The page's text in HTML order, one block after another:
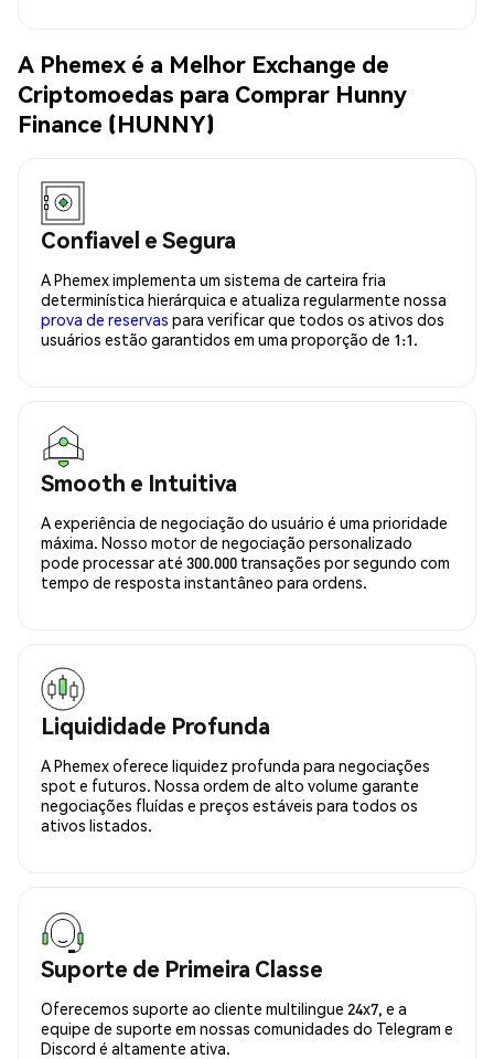
A Phemex é a Melhor Exchange de
Criptomoedas para Comprar Hunny
Finance (HUNNY)
Confiavel e Segura
A Phemex implementa um sistema de carteira fria
determinística hierárquica e atualiza regularmente nossa
prova de reservas para verificar que todos os ativos dos
usuários estão garantidos em uma proporção de 1:1.
Smooth e Intuitiva
A experiência de negociação do usuário é uma prioridade
máxima. Nosso motor de negociação personalizado
pode processar até 300.000 transações por segundo com
tempo de resposta instantâneo para ordens.
Liquididade Profunda
A Phemex oferece liquidez profunda para negociações
spot e futuros. Nossa ordem de alto volume garante
negociações fluídas e preços estáveis para todos os
ativos listados.
Suporte de Primeira Classe
Oferecemos suporte ao cliente multilingue 24x7, e a
equipe de suporte em nossas comunidades do Telegram e
Discord é altamente ativa.